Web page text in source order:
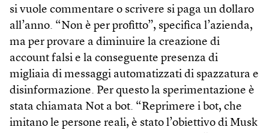
si vuole commentare o scrivere si paga un dollaro
all’anno. “Non è per profitto”, specifica l’azienda,
ma per provare a diminuire la creazione di
account falsi e la conseguente presenza di
migliaia di messaggi automatizzati di spazzatura e
disinformazione. Per questo la sperimentazione è
stata chiamata Not a bot. “Reprimere i bot, che
imitano le persone reali, è stato l’obiettivo di Musk